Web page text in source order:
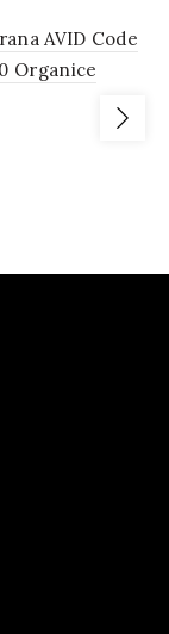
AVID Code
Organice